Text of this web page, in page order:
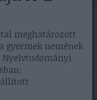
meghatározott
gyermek nemének
Nyelvtudományi